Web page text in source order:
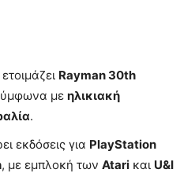
Rayman 30th
με ηλικιακή
.
εκδόσεις για PlayStation
, με εμπλοκή των Atari και U&I